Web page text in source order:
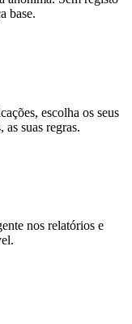
base.
escolha os seus
suas regras.
nos relatórios e